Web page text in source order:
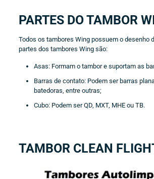
PARTES DO TAMBOR
Todos os tambores Wing possuem o desenho
partes dos tambores Wing são:
Asas: Formam o tambor e suportam as
Barras de contato: Podem ser barras
batedoras, entre outras;
Cubo: Podem ser QD, MXT, MHE ou TB.
TAMBOR CLEAN